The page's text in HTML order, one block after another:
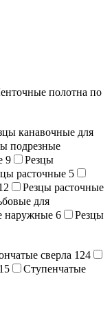
полотна по
канавочные для
подрезные
9
Резцы
расточные 5
Резцы расточные
для
наружные 6
Резцы
сверла 124
15
Ступенчатые